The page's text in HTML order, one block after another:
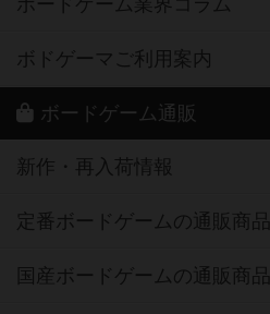
ボドゲーマご利用案内
ボードゲーム通販
新作・再入荷情報
定番ボードゲームの通販商品
国産ボードゲームの通販商品